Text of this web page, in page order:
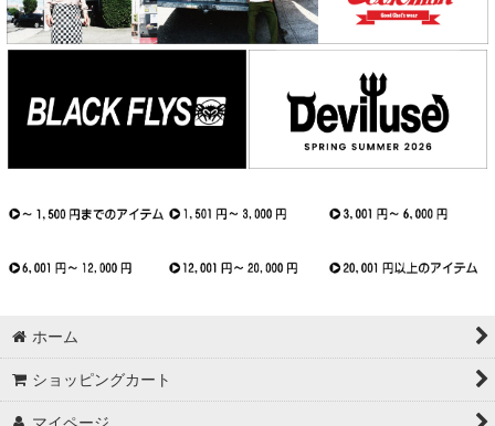
ホーム
ショッピングカート
マイページ